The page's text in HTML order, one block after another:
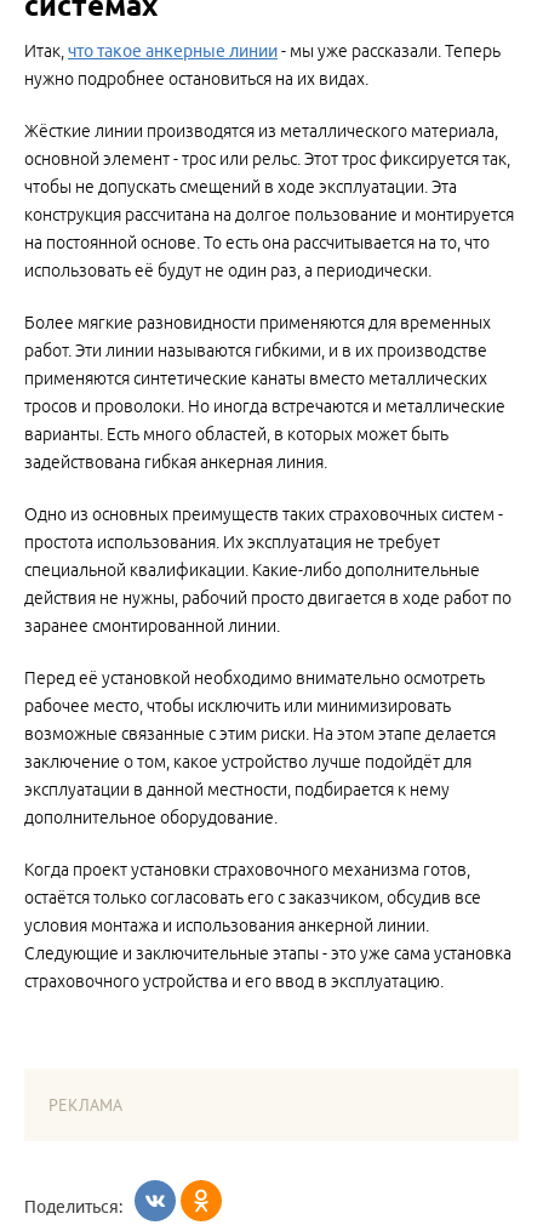
Итак, что такое анкерные линии- мы уже рассказали. Теперь
нужно подробнее остановиться на их видах.
Жёсткие линии производятся из металлического материала,
основной элемент - трос или рельс. Этот трос фиксируется так,
чтобы не допускать смещений в ходе эксплуатации. Эта
конструкция рассчитана на долгое пользование и монтируется
на постоянной основе. То есть она рассчитывается на то, что
использовать её будут не один раз, а периодически.
Более мягкие разновидности применяются для временных
работ. Эти линии называются гибкими, и в их производстве
применяются синтетические канаты вместо металлических
тросов и проволоки. Но иногда встречаются и металлические
варианты. Есть много областей, в которых может быть
задействована гибкая анкерная линия.
Одно из основных преимуществ таких страховочных систем -
простота использования. Их эксплуатация не требует
специальной квалификации. Какие-либо дополнительные
действия не нужны, рабочий просто двигается в ходе работ по
заранее смонтированной линии.
Перед её установкой необходимо внимательно осмотреть
рабочее место, чтобы исключить или минимизировать
возможные связанные с этим риски. На этом этапе делается
заключение о том, какое устройство лучше подойдёт для
эксплуатации в данной местности, подбирается к нему
дополнительное оборудование.
Когда проект установки страховочного механизма готов,
остаётся только согласовать его с заказчиком, обсудив все
условия монтажа и использования анкерной линии.
Следующие и заключительные этапы - это уже сама установка
страховочного устройства и его ввод в эксплуатацию.
РЕКЛАМА
Поделиться: